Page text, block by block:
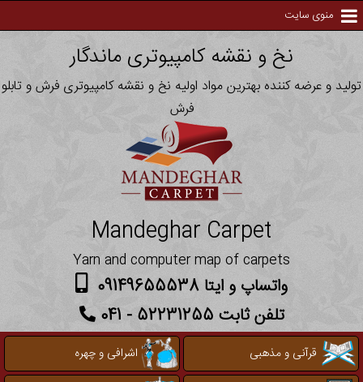
منوی سایت
نخ و نقشه کامپیوتری ماندگار
تولید و عرضه کننده بهترین مواد اولیه نخ و نقشه کامپیوتری فرش و تابلو
فرش
Mandeghar Carpet
Yarn and computer map of carpets
واتساپ و ایتا 09149655538
تلفن ثابت 52231255 - 041
قرآنی و مذهبی
اشرافی و چهره